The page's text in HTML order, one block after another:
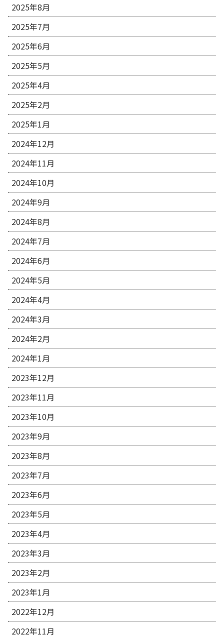
2025年8月
2025年7月
2025年6月
2025年5月
2025年4月
2025年2月
2025年1月
2024年12月
2024年11月
2024年10月
2024年9月
2024年8月
2024年7月
2024年6月
2024年5月
2024年4月
2024年3月
2024年2月
2024年1月
2023年12月
2023年11月
2023年10月
2023年9月
2023年8月
2023年7月
2023年6月
2023年5月
2023年4月
2023年3月
2023年2月
2023年1月
2022年12月
2022年11月